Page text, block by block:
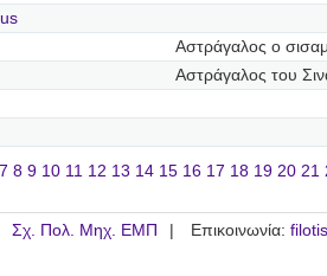
Αστράγαλος ο
Αστράγαλος του
7 8 9 10 11 12 13 14 15 16 17 18 19 20 21
Σχ. Πολ. Μηχ. ΕΜΠ Επικοινωνία: